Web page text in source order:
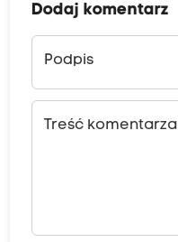
Dodaj komentarz
Podpis
Treść komentarza